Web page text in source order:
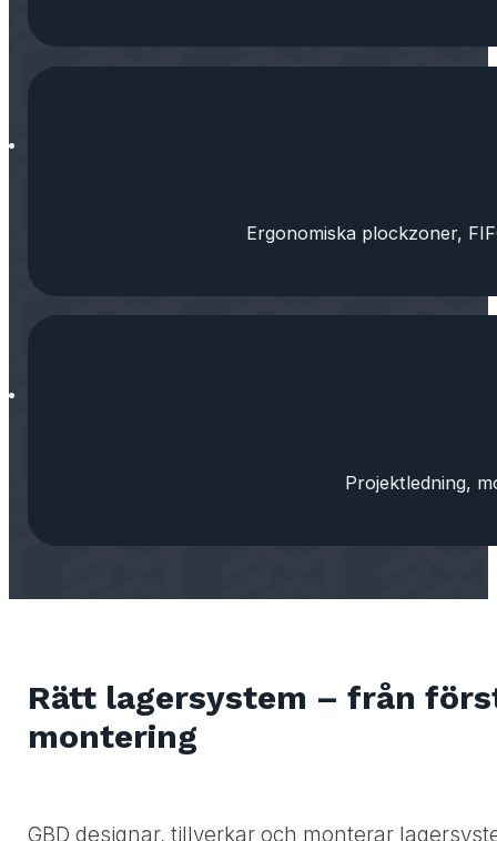
Ergonomiska plockzoner,
Projektledning,
Rätt lagersystem – från
montering
GBD designar, tillverkar och monterar